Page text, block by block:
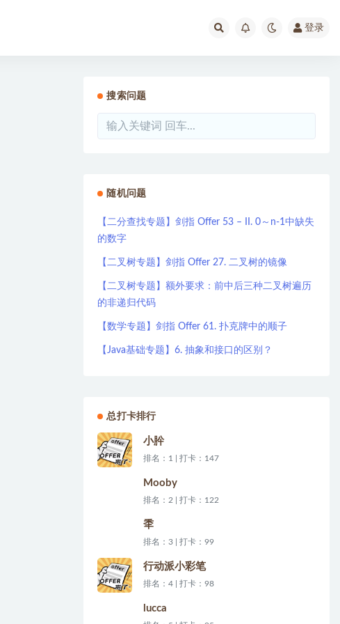
登录
搜索问题
随机问题
【二分查找专题】剑指 Offer 53 – II. 0～n-1中缺失
的数字
【二叉树专题】剑指 Offer 27. 二叉树的镜像
【二叉树专题】额外要求：前中后三种二叉树遍历
的非递归代码
【数学专题】剑指 Offer 61. 扑克牌中的顺子
【Java基础专题】6. 抽象和接口的区别？
总打卡排行
小肸
排名：1 | 打卡：147
Mooby
排名：2 | 打卡：122
秊
排名：3 | 打卡：99
行动派小彩笔
排名：4 | 打卡：98
lucca